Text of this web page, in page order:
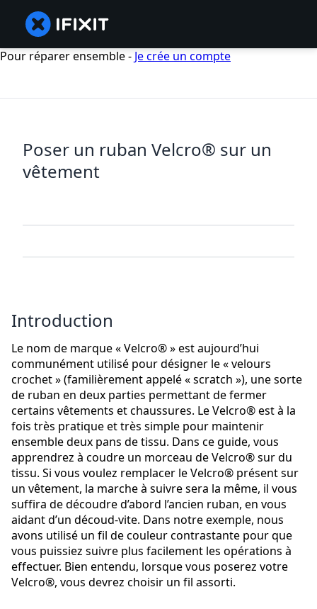
Pour réparer ensemble - Je crée un compte
Poser un ruban Velcro® sur un
vêtement
Introduction
Le nom de marque « Velcro® » est aujourd’hui
communément utilisé pour désigner le « velours
crochet » (familièrement appelé « scratch »), une sorte
de ruban en deux parties permettant de fermer
certains vêtements et chaussures. Le Velcro® est à la
fois très pratique et très simple pour maintenir
ensemble deux pans de tissu. Dans ce guide, vous
apprendrez à coudre un morceau de Velcro® sur du
tissu. Si vous voulez remplacer le Velcro® présent sur
un vêtement, la marche à suivre sera la même, il vous
suffira de découdre d’abord l’ancien ruban, en vous
aidant d’un découd-vite. Dans notre exemple, nous
avons utilisé un fil de couleur contrastante pour que
vous puissiez suivre plus facilement les opérations à
effectuer. Bien entendu, lorsque vous poserez votre
Velcro®, vous devrez choisir un fil assorti.